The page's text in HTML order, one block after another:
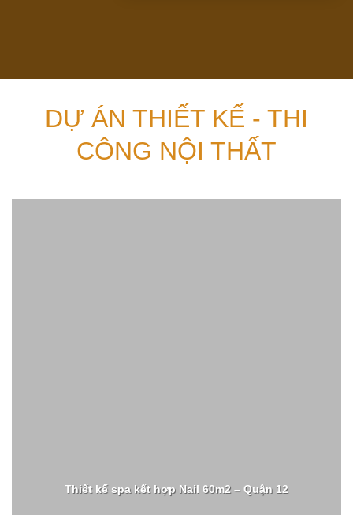
DỰ ÁN THIẾT KẾ - THI
CÔNG NỘI THẤT
Thiết kế spa kết hợp Nail 60m2 – Quận 12